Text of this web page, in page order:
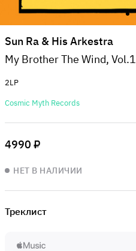
Sun Ra & His Arkestra
My Brother The Wind, Vol.1
2LP
Cosmic Myth Records
4990 ₽
НЕТ В НАЛИЧИИ
Треклист